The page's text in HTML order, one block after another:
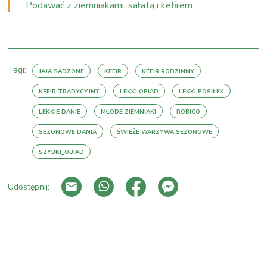
Podawać z ziemniakami, sałatą i kefirem.
Tagi: JAJA SADZONE KEFIR KEFIR RODZINNY
KEFIR TRADYCYJNY LEKKI OBIAD LEKKI POSIŁEK
LEKKIE DANIE MŁODE ZIEMNIAKI ROBICO
SEZONOWE DANIA ŚWIEŻE WARZYWA SEZONOWE
SZYBKI_OBIAD
Udostępnij: